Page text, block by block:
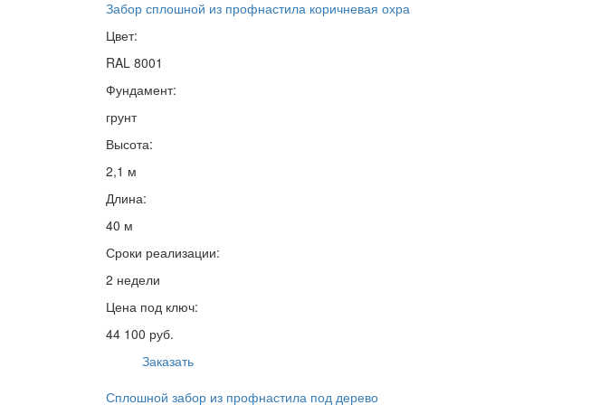
Забор сплошной из профнастила коричневая охра
Цвет:
RAL 8001
Фундамент:
грунт
Высота:
2,1 м
Длина:
40 м
Сроки реализации:
2 недели
Цена под ключ:
44 100 руб.
Заказать
Сплошной забор из профнастила под дерево